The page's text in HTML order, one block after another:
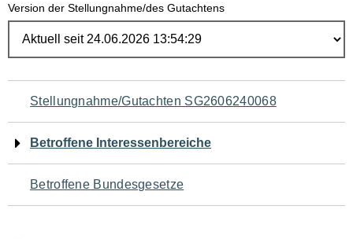
Version der Stellungnahme/des Gutachtens
Navigation
für
den
Seiteninhalt
Stellungnahme/Gutachten SG2606240068
Betroffene Interessenbereiche
Betroffene Bundesgesetze